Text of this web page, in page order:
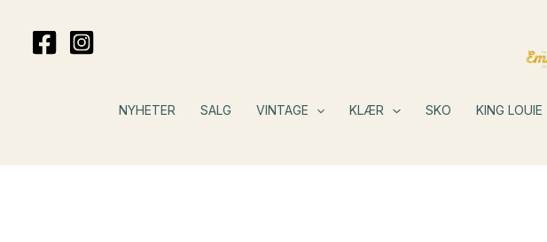
NYHETER SALG VINTAGE KLÆR SKO KING LOUIE